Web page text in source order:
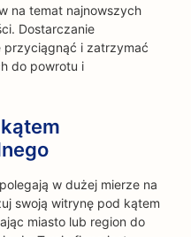
na temat najnowszych
Dostarczanie
przyciągnąć i zatrzymać
do powrotu i
w dużej mierze na
swoją witrynę pod kątem
miasto lub region do